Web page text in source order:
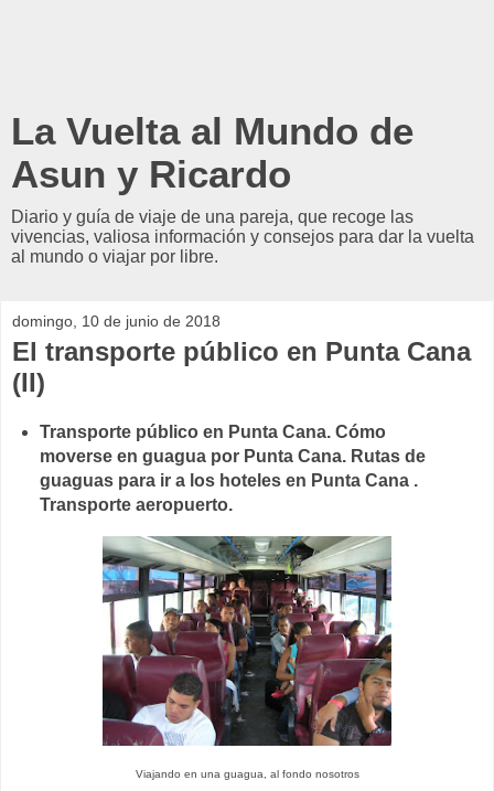
La Vuelta al Mundo de
Asun y Ricardo
Diario y guía de viaje de una pareja, que recoge las
vivencias, valiosa información y consejos para dar la vuelta
al mundo o viajar por libre.
domingo, 10 de junio de 2018
El transporte público en Punta Cana
(II)
Transporte público en Punta Cana. Cómo
moverse en guagua por Punta Cana. Rutas de
guaguas para ir a los hoteles en Punta Cana .
Transporte aeropuerto.
Viajando en una guagua, al fondo nosotros